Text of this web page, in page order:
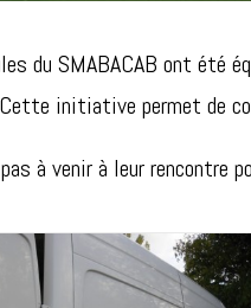
du SMABACAB ont été
initiative permet de
à venir à leur rencontre